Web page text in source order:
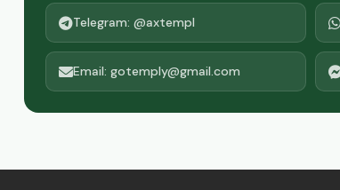
Telegram: @axtempl
Email: gotemply@gmail.com